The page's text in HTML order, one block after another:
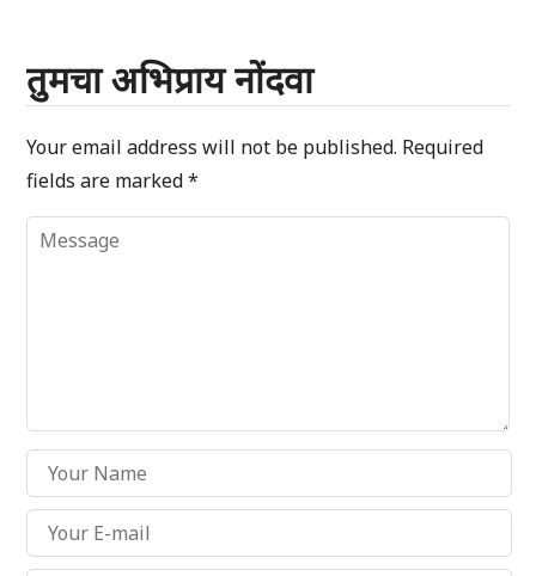
तुमचा अभिप्राय नोंदवा
Your email address will not be published. Required
fields are marked*